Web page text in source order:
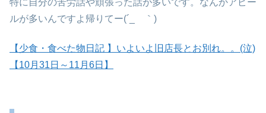
ルが多いんですよ帰りてー(´_ゝ｀)
【少食・食べた物日記 】いよいよ旧店長とお別れ。。(泣)
【10月31日～11月6日】